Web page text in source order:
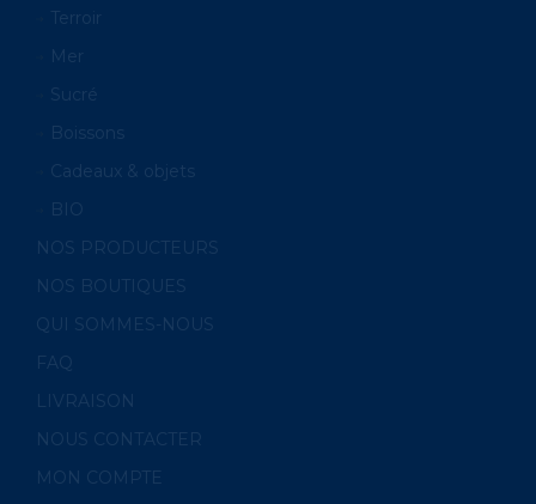
Terroir
Mer
Sucré
Boissons
Cadeaux & objets
BIO
NOS PRODUCTEURS
NOS BOUTIQUES
QUI SOMMES-NOUS
FAQ
LIVRAISON
NOUS CONTACTER
MON COMPTE